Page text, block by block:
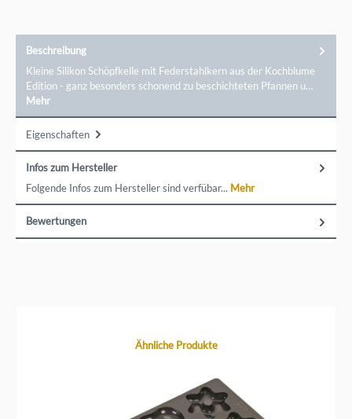
Beschreibung
Kleine Silikon Schöpfkelle mit Federstahlkern aus der Kochblume
Edition - ganz besonders schonend zu beschichteten Pfannen u…
Mehr
Eigenschaften
Infos zum Hersteller
Folgende Infos zum Hersteller sind verfübar... Mehr
Bewertungen
Produktgalerie überspringenÄhnliche Produkte